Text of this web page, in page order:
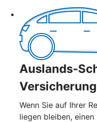
Auslands-
Versicherung
Wenn Sie auf Ihrer
liegen bleiben,